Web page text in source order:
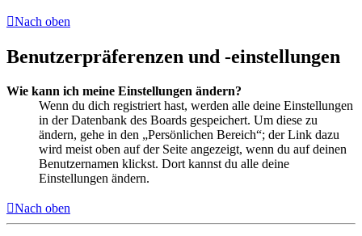
Nach oben
Benutzerpräferenzen und -einstellungen
Wie kann ich meine Einstellungen ändern?
Wenn du dich registriert hast, werden alle deine Einstellungen
in der Datenbank des Boards gespeichert. Um diese zu
ändern, gehe in den „Persönlichen Bereich“; der Link dazu
wird meist oben auf der Seite angezeigt, wenn du auf deinen
Benutzernamen klickst. Dort kannst du alle deine
Einstellungen ändern.
Nach oben